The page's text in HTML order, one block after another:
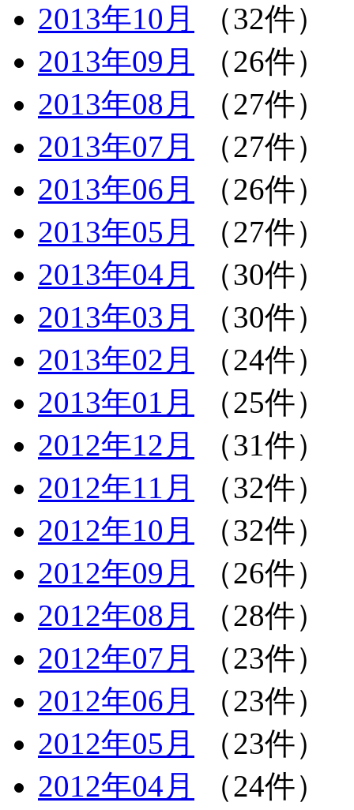
2013年10月
（32件）
2013年09月
（26件）
2013年08月
（27件）
2013年07月
（27件）
2013年06月
（26件）
2013年05月
（27件）
2013年04月
（30件）
2013年03月
（30件）
2013年02月
（24件）
2013年01月
（25件）
2012年12月
（31件）
2012年11月
（32件）
2012年10月
（32件）
2012年09月
（26件）
2012年08月
（28件）
2012年07月
（23件）
2012年06月
（23件）
2012年05月
（23件）
2012年04月
（24件）